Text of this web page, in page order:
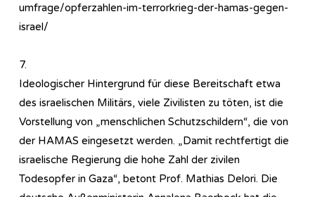
umfrage/opferzahlen-im-terrorkrieg-der-hamas-gegen-
israel/
7.
Ideologischer Hintergrund für diese Bereitschaft etwa
des israelischen Militärs, viele Zivilisten zu töten, ist die
Vorstellung von „menschlichen Schutzschildern“, die von
der HAMAS eingesetzt werden. „Damit rechtfertigt die
israelische Regierung die hohe Zahl der zivilen
Todesopfer in Gaza“, betont Prof. Mathias Delori. Die